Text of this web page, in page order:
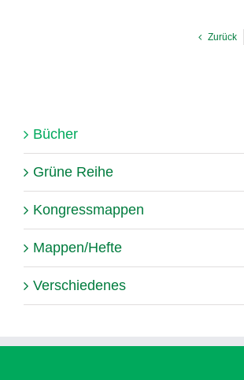
Zurück
Bücher
Grüne Reihe
Kongressmappen
Mappen/Hefte
Verschiedenes